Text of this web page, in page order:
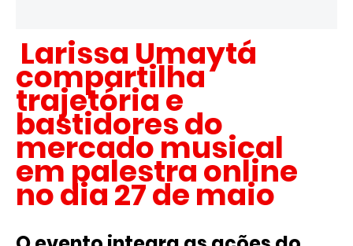
Larissa Umaytá
compartilha
trajetória e
bastidores do
mercado musical
em palestra online
no dia 27 de maio